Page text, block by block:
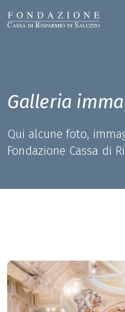
Galleria
Qui alcune foto,
Fondazione Cassa di